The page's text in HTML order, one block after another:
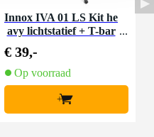
Innox IVA 01 LS Kit he
avy lichtstatief + T-bar
€ 39,-
Op voorraad
+